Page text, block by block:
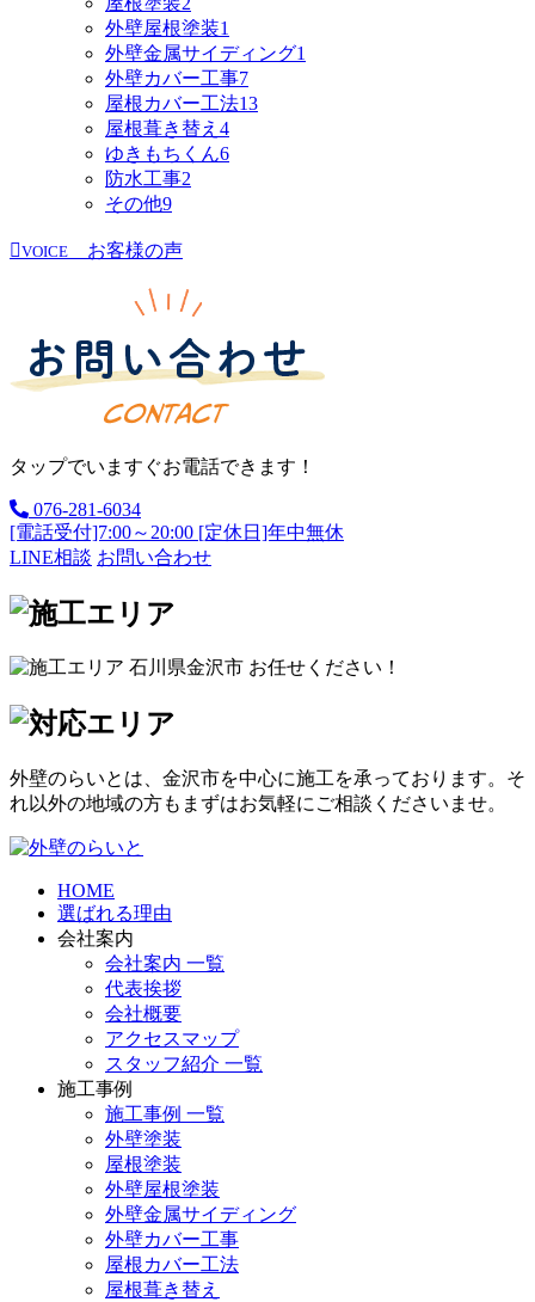
外壁屋根塗装1
外壁金属サイディング1
外壁カバー工事7
屋根カバー工法13
屋根葺き替え 4
ゆきもちくん6
防水工事2
その他9
VOICE お客様の声
タップでいますぐお電話できます！
076-281-6034
[電話受付]7:00～20:00 [定休日]年中無休
LINE相談 お問い合わせ
外壁のらいとは、金沢市を中心に施工を承っております。そ
れ以外の地域の方もまずはお気軽にご相談くださいませ。
HOME
選ばれる理由
会社案内
会社案内 一覧
代表挨拶
会社概要
アクセスマップ
スタッフ紹介 一覧
施工事例
施工事例 一覧
外壁塗装
屋根塗装
外壁屋根塗装
外壁金属サイディング
外壁カバー工事
屋根カバー工法
屋根葺き替え